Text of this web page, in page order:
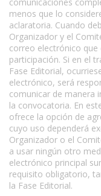
menos que lo
aclaratoria. Cuando
Organizador y el
correo electrónico que
participación. Si en el
Fase Editorial,
electrónico, será
comunicar de manera
la convocatoria. En
ofrece la opción de
cuyo uso dependerá
Organizador o el
a usar ningún otro
electrónico principal
requisito obligatorio,
la Fase Editorial.